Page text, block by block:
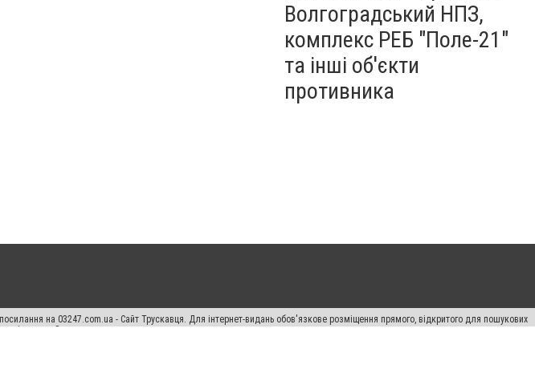
Волгоградський НПЗ,
комплекс РЕБ "Поле-21"
та інші об'єкти
противника
на 03247.com.ua - Сайт Трускавця. Для інтернет-видань обов'язкове розміщення прямого, відкритого для пошукових
Законом.